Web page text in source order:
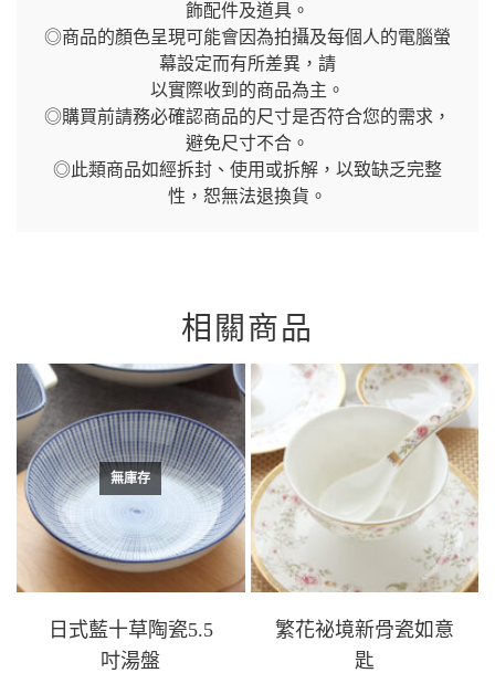
飾配件及道具。
◎商品的顏色呈現可能會因為拍攝及每個人的電腦螢
幕設定而有所差異，請
以實際收到的商品為主。
◎購買前請務必確認商品的尺寸是否符合您的需求，
避免尺寸不合。
◎此類商品如經拆封、使用或拆解，以致缺乏完整
性，恕無法退換貨。
相關商品
無庫存
日式藍十草陶瓷5.5
吋湯盤
繁花祕境新骨瓷如意
匙